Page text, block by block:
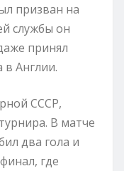
призван на
службы он
принял
в Англии.
СССР,
В матче
два гола и
где